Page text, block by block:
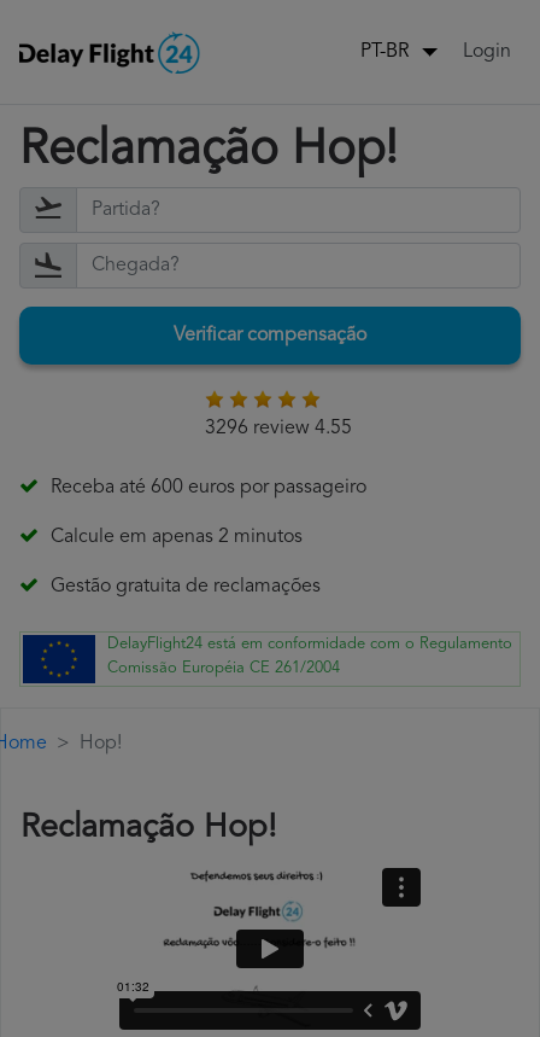
PT-BR Login
Reclamação Hop!
Verificar compensação
3296 review 4.55
Receba até 600 euros por passageiro
Calcule em apenas 2 minutos
Gestão gratuita de reclamações
DelayFlight24 está em conformidade com o Regulamento
Comissão Européia CE 261/2004
Hop!
Reclamação Hop!